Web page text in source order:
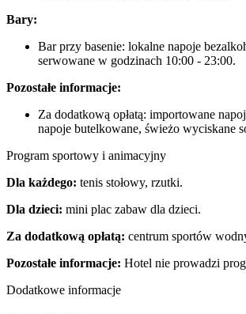
Bary:
Bar przy basenie: lokalne napoje
serwowane w godzinach 10:00 - 23:00.
Pozostałe informacje:
Za dodatkową opłatą: importowane
napoje butelkowane, świeżo wyciskane
Program sportowy i animacyjny
Dla każdego: tenis stołowy, rzutki.
Dla dzieci: mini plac zabaw dla dzieci.
Za dodatkową opłatą: centrum sportów
Pozostałe informacje: Hotel nie prowadzi
Dodatkowe informacje